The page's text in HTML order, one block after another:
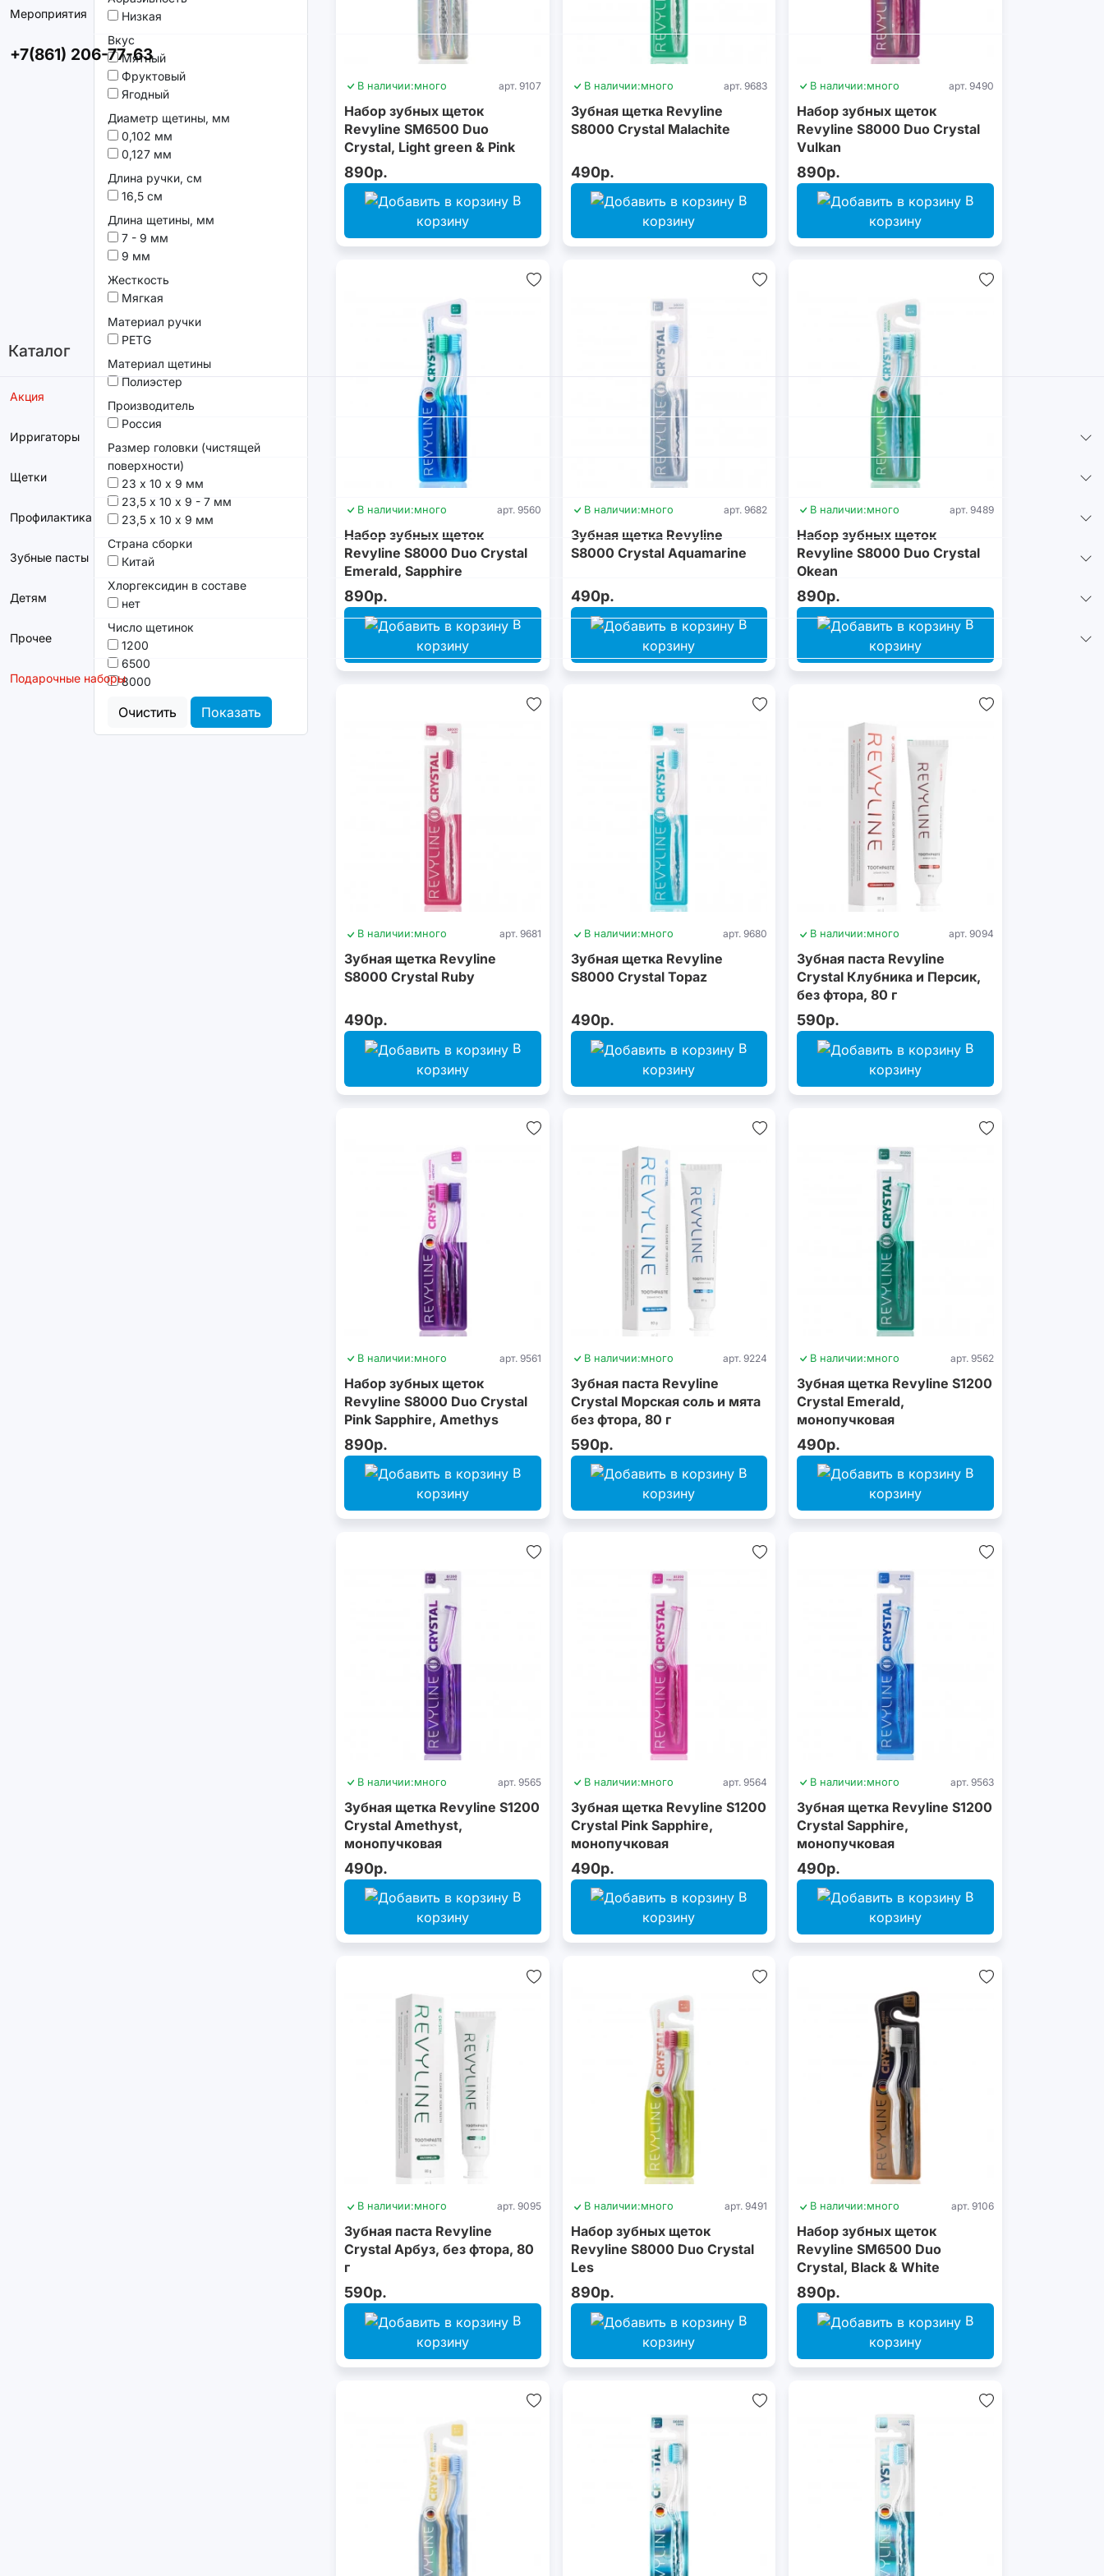
Мероприятия
+7(861) 206-77-63
Каталог
Акция
Ирригаторы
Щетки
Профилактика
Зубные пасты
Детям
Прочее
Подарочные наборы
Низкая
Вкус
Мятный
Фруктовый
Ягодный
Диаметр щетины, мм
0,102 мм
0,127 мм
Длина ручки, см
16,5 см
Длина щетины, мм
7 - 9 мм
9 мм
Жесткость
Мягкая
Материал ручки
PETG
Материал щетины
Полиэстер
Производитель
Россия
Размер головки (чистящей
поверхности)
23 х 10 х 9 мм
23,5 х 10 х 9 - 7 мм
23,5 х 10 х 9 мм
Страна сборки
Китай
Хлоргексидин в составе
нет
Число щетинок
1200
6500
8000
Очистить Показать
В наличии:много арт. 9107
Набор зубных щеток
Revyline SM6500 Duo
Crystal, Light green & Pink
890р.
В
корзину
В наличии:много арт. 9683
Зубная щетка Revyline
S8000 Crystal Malachite
490р.
В
корзину
В наличии:много арт. 9490
Набор зубных щеток
Revyline S8000 Duo Crystal
Vulkan
890р.
В
корзину
В наличии:много арт. 9560
Набор зубных щеток
Revyline S8000 Duo Crystal
Emerald, Sapphire
890р.
В
корзину
В наличии:много арт. 9682
Зубная щетка Revyline
S8000 Crystal Aquamarine
490р.
В
корзину
В наличии:много арт. 9489
Набор зубных щеток
Revyline S8000 Duo Crystal
Okean
890р.
В
корзину
В наличии:много арт. 9681
Зубная щетка Revyline
S8000 Crystal Ruby
490р.
В
корзину
В наличии:много арт. 9680
Зубная щетка Revyline
S8000 Crystal Topaz
490р.
В
корзину
В наличии:много арт. 9094
Зубная паста Revyline
Crystal Клубника и Персик,
без фтора, 80 г
590р.
В
корзину
В наличии:много арт. 9561
Набор зубных щеток
Revyline S8000 Duo Crystal
Pink Sapphire, Amethys
890р.
В
корзину
В наличии:много арт. 9224
Зубная паста Revyline
Crystal Морская соль и мята
без фтора, 80 г
590р.
В
корзину
В наличии:много арт. 9562
Зубная щетка Revyline S1200
Crystal Emerald,
монопучковая
490р.
В
корзину
В наличии:много арт. 9565
Зубная щетка Revyline S1200
Crystal Amethyst,
монопучковая
490р.
В
корзину
В наличии:много арт. 9564
Зубная щетка Revyline S1200
Crystal Pink Sapphire,
монопучковая
490р.
В
корзину
В наличии:много арт. 9563
Зубная щетка Revyline S1200
Crystal Sapphire,
монопучковая
490р.
В
корзину
В наличии:много арт. 9095
Зубная паста Revyline
Crystal Арбуз, без фтора, 80
г
590р.
В
корзину
В наличии:много арт. 9491
Набор зубных щеток
Revyline S8000 Duo Crystal
Les
890р.
В
корзину
В наличии:много арт. 9106
Набор зубных щеток
Revyline SM6500 Duo
Crystal, Black & White
890р.
В
корзину